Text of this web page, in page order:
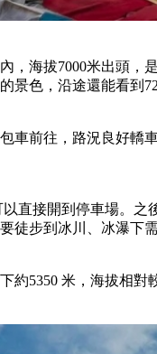
，海拔7000米出頭
景色，沿途還能看到
車前往，路況良好轎
直接開到停車場。
徒步到冰川、冰瀑下
約5350 米，海拔相